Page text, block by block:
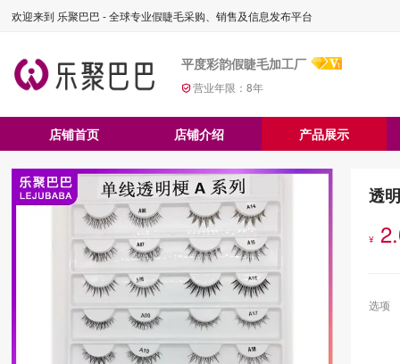
欢迎来到 乐聚巴巴 - 全球专业假睫毛采购、销售及信息发布平台
平度彩韵假睫毛加工厂
营业年限：8年
店铺首页 店铺介绍 产品展示
透
¥
选项